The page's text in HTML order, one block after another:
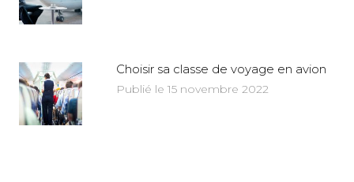
Choisir sa classe de voyage en avion
Publié le 15 novembre 2022